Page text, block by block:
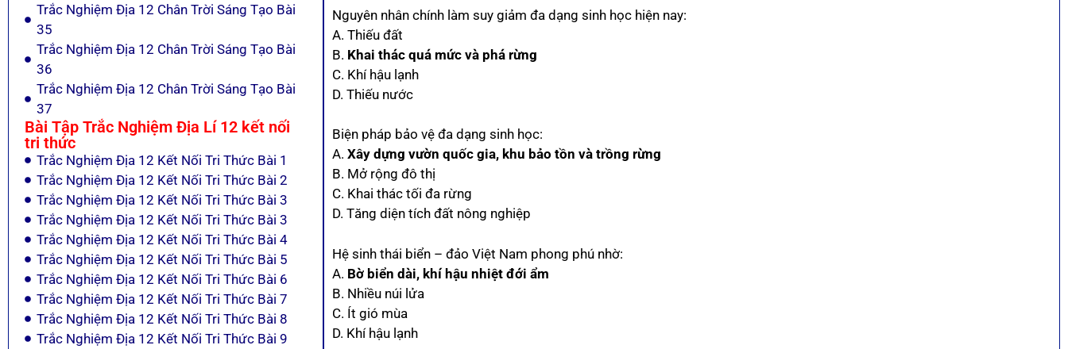
Trắc Nghiệm Địa 12 Chân Trời Sáng Tạo Bài
35
Trắc Nghiệm Địa 12 Chân Trời Sáng Tạo Bài
36
Trắc Nghiệm Địa 12 Chân Trời Sáng Tạo Bài
37
Bài Tập Trắc Nghiệm Địa Lí 12 kết nối
tri thức
Trắc Nghiệm Địa 12 Kết Nối Tri Thức Bài 1
Trắc Nghiệm Địa 12 Kết Nối Tri Thức Bài 2
Trắc Nghiệm Địa 12 Kết Nối Tri Thức Bài 3
Trắc Nghiệm Địa 12 Kết Nối Tri Thức Bài 3
Trắc Nghiệm Địa 12 Kết Nối Tri Thức Bài 4
Trắc Nghiệm Địa 12 Kết Nối Tri Thức Bài 5
Trắc Nghiệm Địa 12 Kết Nối Tri Thức Bài 6
Trắc Nghiệm Địa 12 Kết Nối Tri Thức Bài 7
Trắc Nghiệm Địa 12 Kết Nối Tri Thức Bài 8
Trắc Nghiệm Địa 12 Kết Nối Tri Thức Bài 9
Nguyên nhân chính làm suy giảm đa dạng sinh học hiện nay:
A. Thiếu đất
B. Khai thác quá mức và phá rừng
C. Khí hậu lạnh
D. Thiếu nước
Biện pháp bảo vệ đa dạng sinh học:
A.Xây dựng vườn quốc gia, khu bảo tồn và trồng rừng
B. Mở rộng đô thị
C. Khai thác tối đa rừng
D. Tăng diện tích đất nông nghiệp
Hệ sinh thái biển – đảo Việt Nam phong phú nhờ:
A. Bờ biển dài, khí hậu nhiệt đới ẩm
B. Nhiều núi lửa
C. Ít gió mùa
D. Khí hậu lạnh